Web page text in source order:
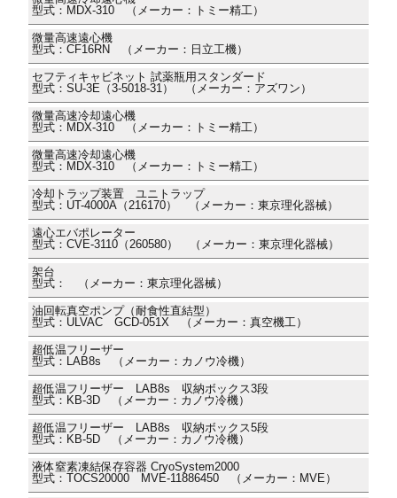
型式：MDX-310 （メーカー：トミー精工）
微量高速遠心機
型式：CF16RN （メーカー：日立工機）
セフティキャビネット 試薬瓶用スタンダード
型式：SU-3E（3-5018-31） （メーカー：アズワン）
微量高速冷却遠心機
型式：MDX-310 （メーカー：トミー精工）
微量高速冷却遠心機
型式：MDX-310 （メーカー：トミー精工）
冷却トラップ装置 ユニトラップ
型式：UT-4000A（216170） （メーカー：東京理化器械）
遠心エバポレーター
型式：CVE-3110（260580） （メーカー：東京理化器械）
架台
型式： （メーカー：東京理化器械）
油回転真空ポンプ（耐食性直結型）
型式：ULVAC GCD-051X （メーカー：真空機工）
超低温フリーザー
型式：LAB8s （メーカー：カノウ冷機）
超低温フリーザー LAB8s 収納ボックス3段
型式：KB-3D （メーカー：カノウ冷機）
超低温フリーザー LAB8s 収納ボックス5段
型式：KB-5D （メーカー：カノウ冷機）
液体窒素凍結保存容器 CryoSystem2000
型式：TOCS20000 MVE-11886450 （メーカー：MVE）